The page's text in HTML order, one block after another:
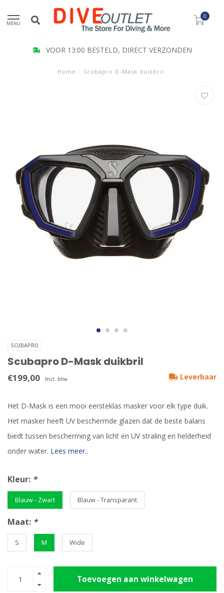
MENU
0
VOOR 13:00 BESTELD, DIRECT VERZONDEN
Home / Scubapro D-Mask duikbril
SCUBAPRO
Scubapro D-Mask duikbril
€199,00 Incl. btw Leverbaar
Het D-Mask is een mooi eersteklas masker voor elk type duik.
Het masker heeft UV beschermde glazen dat de beste balans
biedt tussen bescherming van licht en UV straling en helderheid
onder water. Lees meer..
Kleur: *
Blauw - Zwart Blauw - Transparant
Maat: *
S M Wide
Toevoegen aan winkelwagen